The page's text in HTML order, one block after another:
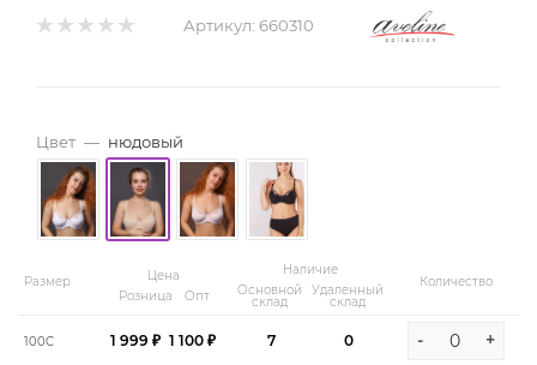
Артикул: 660310
Цвет — нюдовый
Размер
Цена
Розница
Опт
Наличие
Основной
склад
Удаленный
склад
Количество
100C 1 999 ₽ 1 100 ₽ 7 0 - +